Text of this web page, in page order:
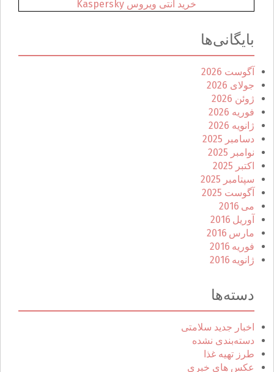
خرید آنتی ویروس Kaspersky
بایگانی‌ها
آگوست 2026
جولای 2026
ژوئن 2026
فوریه 2026
ژانویه 2026
دسامبر 2025
نوامبر 2025
اکتبر 2025
سپتامبر 2025
آگوست 2025
می 2016
آوریل 2016
مارس 2016
فوریه 2016
ژانویه 2016
دسته‌ها
اخبار جدید سلامتی
دسته‌بندی نشده
طرز تهیه غذا
عکس های خبری